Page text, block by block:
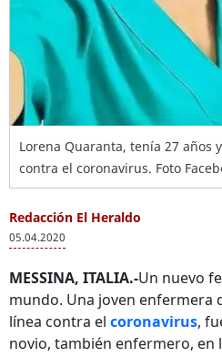
Lorena Quaranta, tenía 27 años
contra el coronavirus. Foto
Redacción El Heraldo
05.04.2020
MESSINA, ITALIA.-Un nuevo
mundo. Una joven enfermera
línea contra el coronavirus,
novio, también enfermero, en